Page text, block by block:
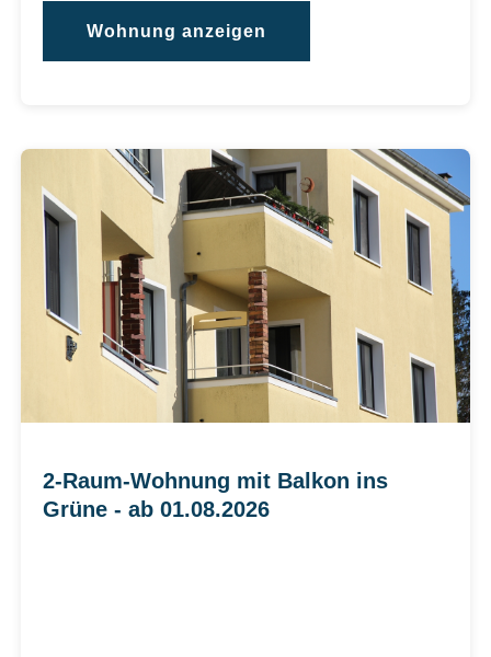
Wohnung anzeigen
2-Raum-Wohnung mit Balkon ins
Grüne - ab 01.08.2026